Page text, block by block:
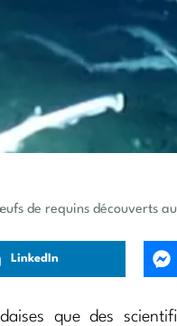
de requins découverts
LinkedIn
que des